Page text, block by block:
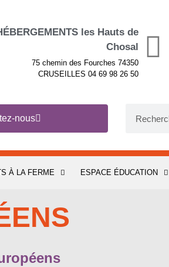
les Hauts de
Chosal
75 chemin des Fourches 74350
CRUSEILLES 04 69 98 26 50
nous
À LA FERME ESPACE ÉDUCATION